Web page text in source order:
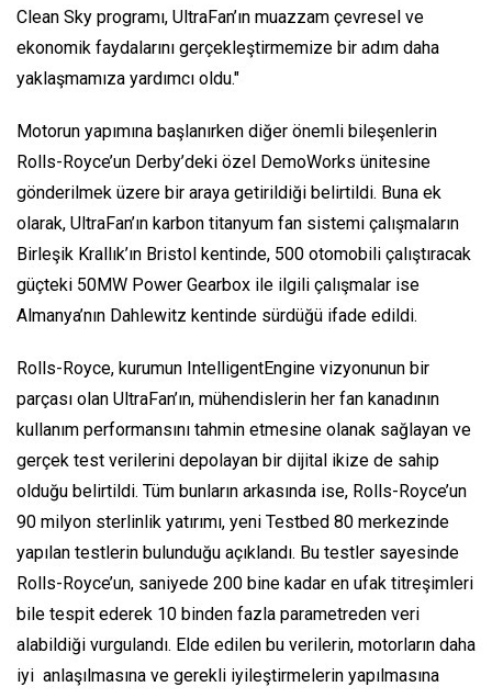
Clean Sky programı, UltraFan’ın muazzam çevresel ve
ekonomik faydalarını gerçekleştirmemize bir adım daha
yaklaşmamıza yardımcı oldu."
Motorun yapımına başlanırken diğer önemli bileşenlerin
Rolls-Royce’un Derby’deki özel DemoWorks ünitesine
gönderilmek üzere bir araya getirildiği belirtildi. Buna ek
olarak, UltraFan’ın karbon titanyum fan sistemi çalışmaların
Birleşik Krallık’ın Bristol kentinde, 500 otomobili çalıştıracak
güçteki 50MW Power Gearbox ile ilgili çalışmalar ise
Almanya’nın Dahlewitz kentinde sürdüğü ifade edildi.
Rolls-Royce, kurumun IntelligentEngine vizyonunun bir
parçası olan UltraFan’ın, mühendislerin her fan kanadının
kullanım performansını tahmin etmesine olanak sağlayan ve
gerçek test verilerini depolayan bir dijital ikize de sahip
olduğu belirtildi. Tüm bunların arkasında ise, Rolls-Royce’un
90 milyon sterlinlik yatırımı, yeni Testbed 80 merkezinde
yapılan testlerin bulunduğu açıklandı. Bu testler sayesinde
Rolls-Royce’un, saniyede 200 bine kadar en ufak titreşimleri
bile tespit ederek 10 binden fazla parametreden veri
alabildiği vurgulandı. Elde edilen bu verilerin, motorların daha
iyi anlaşılmasına ve gerekli iyileştirmelerin yapılmasına